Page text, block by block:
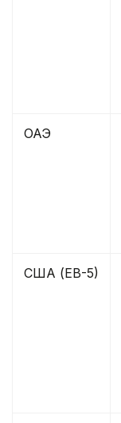
ОАЭ
США (ЕВ-5)